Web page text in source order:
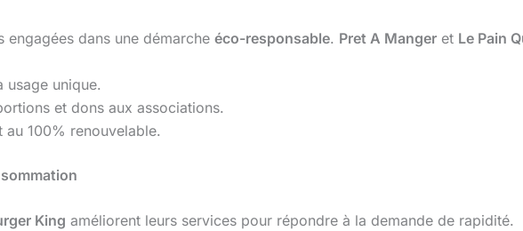
dans une démarche éco-responsable. Pret A Manger et Le Pain
usage unique.
et dons aux associations.
au 100% renouvelable.
King améliorent leurs services pour répondre à la demande de rapidité.